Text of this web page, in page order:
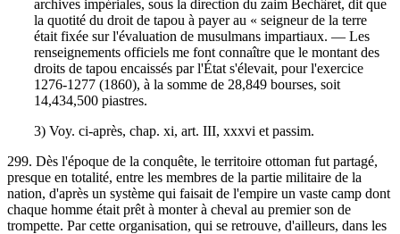
archives impériales, sous la direction du zaim Bechâret, dit que
la quotité du droit de tapou à payer au « seigneur de la terre
était fixée sur l'évaluation de musulmans impartiaux. — Les
renseignements officiels me font connaître que le montant des
droits de tapou encaissés par l'État s'élevait, pour l'exercice
1276-1277 (1860), à la somme de 28,849 bourses, soit
14,434,500 piastres.
3) Voy. ci-après, chap. xi, art. III, xxxvi et passim.
299. Dès l'époque de la conquête, le territoire ottoman fut partagé,
presque en totalité, entre les membres de la partie militaire de la
nation, d'après un système qui faisait de l'empire un vaste camp dont
chaque homme était prêt à monter à cheval au premier son de
trompette. Par cette organisation, qui se retrouve, d'ailleurs, dans les